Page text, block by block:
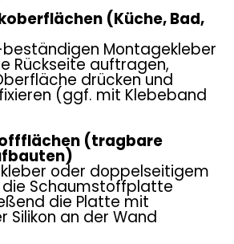
(Küche, Bad,
beständigen Montagekleber
Rückseite auftragen,
drücken und
(ggf. mit Klebeband
(tragbare
oder doppelseitigem
Schaumstoffplatte
die Platte mit
Silikon an der Wand